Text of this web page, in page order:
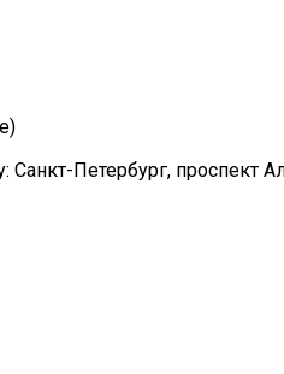
Санкт-Петербург, проспект